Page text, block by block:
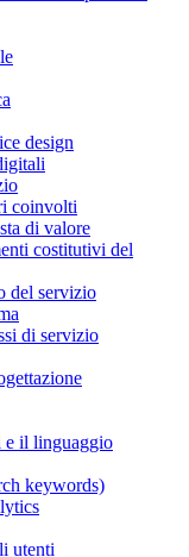
design
coinvolti
di valore
costitutivi del
del servizio
di servizio
e il linguaggio
keywords)
utenti